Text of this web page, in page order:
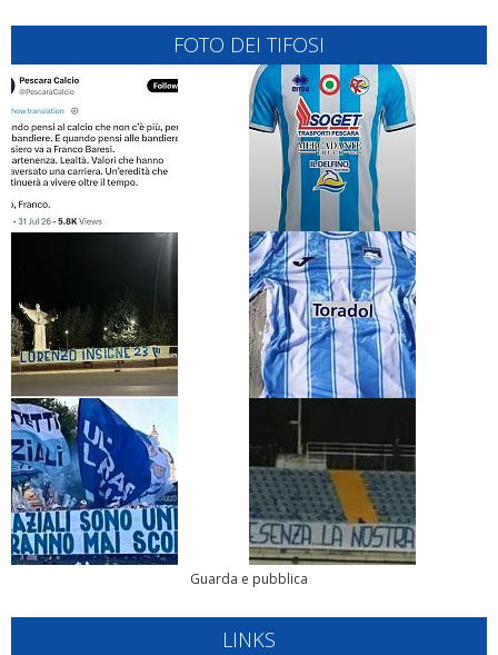
FOTO DEI TIFOSI
Guarda e pubblica
LINKS